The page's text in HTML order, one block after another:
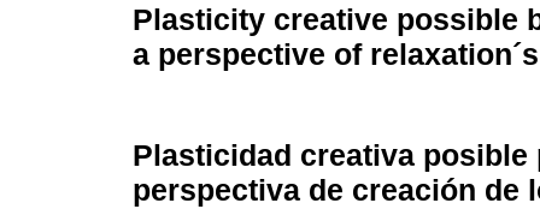
Plasticity creative possible
a perspective of
Plasticidad creativa
perspectiva de creación de